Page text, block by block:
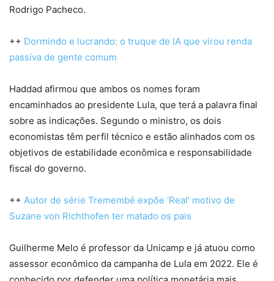
Rodrigo Pacheco.
++ Dormindo e lucrando: o truque de IA que virou renda
passiva de gente comum
Haddad afirmou que ambos os nomes foram
encaminhados ao presidente Lula, que terá a palavra final
sobre as indicações. Segundo o ministro, os dois
economistas têm perfil técnico e estão alinhados com os
objetivos de estabilidade econômica e responsabilidade
fiscal do governo.
++ Autor de série Tremembé expõe ‘Real’ motivo de
Suzane von Richthofen ter matado os pais
Guilherme Melo é professor da Unicamp e já atuou como
assessor econômico da campanha de Lula em 2022. Ele é